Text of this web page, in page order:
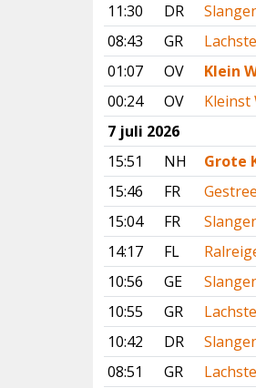
11:30
DR
08:43
GR
01:07
OV
Klein
00:24
OV
Kleinst
7 juli 2026
15:51
NH
Grote
15:46
FR
15:04
FR
14:17
FL
10:56
GE
10:55
GR
10:42
DR
08:51
GR